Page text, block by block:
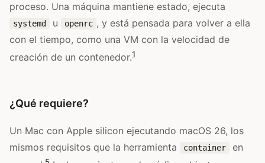
proceso. Una máquina mantiene estado, ejecuta
systemd u openrc , y está pensada para volver a ella
con el tiempo, como una VM con la velocidad de
creación de un contenedor.1
¿Qué requiere?
Un Mac con Apple silicon ejecutando macOS 26, los
mismos requisitos que la herramienta
container
en